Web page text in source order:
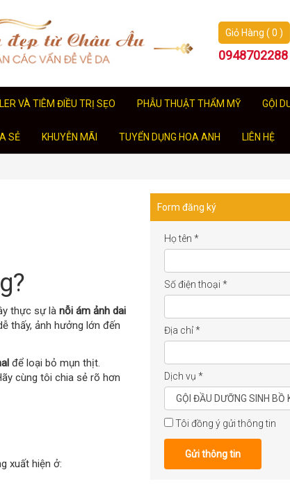
Giỏ Hàng ( 0 )
VÀ TIÊM ĐIỀU TRỊ SẸO PHẪU THUẬT THẨM MỸ GỘI
SẺ KHUYỄN MÃI TUYỂN DỤNG HOA ANH LIÊN HỆ
thực sự là nỗi ám ảnh dai
thấy, ảnh hưởng lớn đến
để loại bỏ mụn thịt.
cùng tôi chia sẻ rõ hơn
xuất hiện ở:
Form đăng ký
Họ tên *
Số điện thoại *
Địa chỉ*
Dịch vụ *
Tôi đồng ý gửi thông tin
Gửi thông tin